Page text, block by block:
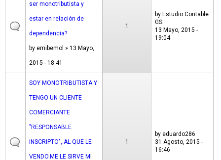
ser monotributista y
estar en relación de
dependencia?
by emibemol » 13 Mayo,
2015 - 18:41
1
by Estudio Contable
GS
13 Mayo, 2015 -
19:04
SOY MONOTRIBUTISTA Y
TENGO UN CLIENTE
COMERCIANTE
"RESPONSABLE
INSCRIPTO",.AL QUE LE
VENDO.ME LE SIRVE MI
1
by eduardo286
31 Agosto, 2015 -
16:46